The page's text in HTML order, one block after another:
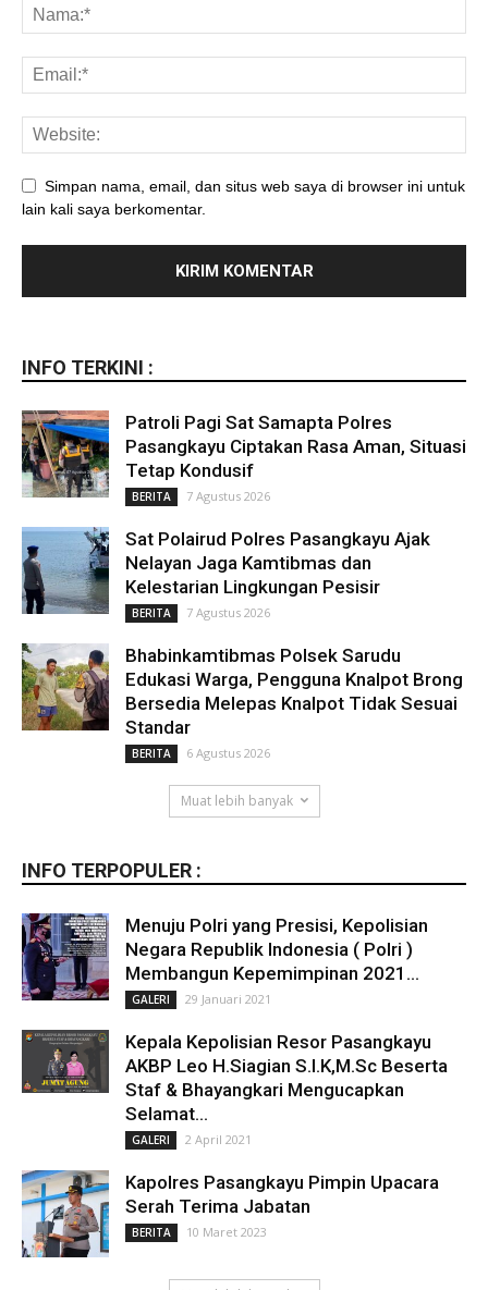
Simpan nama, email, dan situs web saya di browser ini untuk
lain kali saya berkomentar.
INFO TERKINI :
Patroli Pagi Sat Samapta Polres
Pasangkayu Ciptakan Rasa Aman, Situasi
Tetap Kondusif
BERITA 7 Agustus 2026
Sat Polairud Polres Pasangkayu Ajak
Nelayan Jaga Kamtibmas dan
Kelestarian Lingkungan Pesisir
BERITA 7 Agustus 2026
Bhabinkamtibmas Polsek Sarudu
Edukasi Warga, Pengguna Knalpot Brong
Bersedia Melepas Knalpot Tidak Sesuai
Standar
BERITA 6 Agustus 2026
Muat lebih banyak
INFO TERPOPULER :
Menuju Polri yang Presisi, Kepolisian
Negara Republik Indonesia ( Polri )
Membangun Kepemimpinan 2021...
GALERI 29 Januari 2021
Kepala Kepolisian Resor Pasangkayu
AKBP Leo H.Siagian S.I.K,M.Sc Beserta
Staf & Bhayangkari Mengucapkan
Selamat...
GALERI 2 April 2021
Kapolres Pasangkayu Pimpin Upacara
Serah Terima Jabatan
BERITA 10 Maret 2023